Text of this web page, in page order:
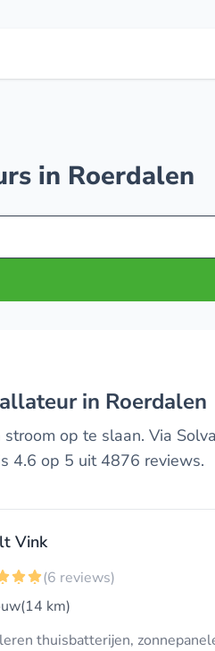
in Roerdalen
in Roerdalen
op te slaan. Via
4.6 op 5 uit 4876 reviews.
Vink
(6 reviews)
(14 km)
thuisbatterijen,